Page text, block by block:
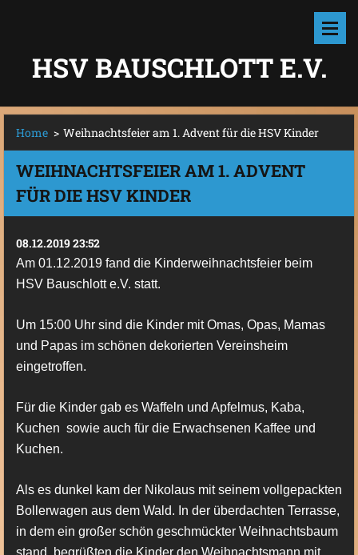
HSV BAUSCHLOTT E.V.
Home > Weihnachtsfeier am 1. Advent für die HSV Kinder
WEIHNACHTSFEIER AM 1. ADVENT
FÜR DIE HSV KINDER
08.12.2019 23:52
Am 01.12.2019 fand die Kinderweihnachtsfeier beim
HSV Bauschlott e.V. statt.
Um 15:00 Uhr sind die Kinder mit Omas, Opas, Mamas
und Papas im schönen dekorierten Vereinsheim
eingetroffen.
Für die Kinder gab es Waffeln und Apfelmus, Kaba,
Kuchen sowie auch für die Erwachsenen Kaffee und
Kuchen.
Als es dunkel kam der Nikolaus mit seinem vollgepackten
Bollerwagen aus dem Wald. In der überdachten Terrasse,
in dem ein großer schön geschmückter Weihnachtsbaum
stand, begrüßten die Kinder den Weihnachtsmann mit